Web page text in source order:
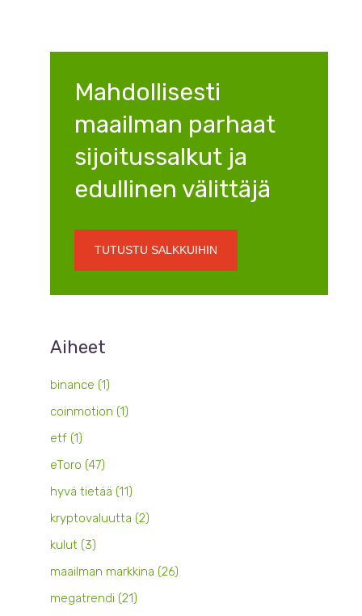
Mahdollisesti
maailman parhaat
sijoitussalkut ja
edullinen välittäjä
TUTUSTU SALKKUIHIN
Aiheet
binance (1)
coinmotion (1)
etf (1)
eToro (47)
hyvä tietää (11)
kryptovaluutta (2)
kulut (3)
maailman markkina (26)
megatrendi (21)